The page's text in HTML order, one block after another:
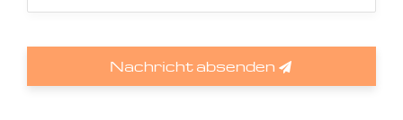
Nachricht absenden